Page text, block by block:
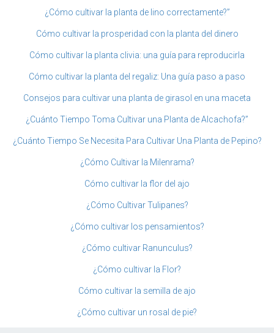
¿Cómo cultivar la planta de lino correctamente?”
Cómo cultivar la prosperidad con la planta del dinero
Cómo cultivar la planta clivia: una guía para reproducirla
Cómo cultivar la planta del regaliz: Una guía paso a paso
Consejos para cultivar una planta de girasol en una maceta
¿Cuánto Tiempo Toma Cultivar una Planta de Alcachofa?”
¿Cuánto Tiempo Se Necesita Para Cultivar Una Planta de Pepino?
¿Cómo Cultivar la Milenrama?
Cómo cultivar la flor del ajo
¿Cómo Cultivar Tulipanes?
¿Cómo cultivar los pensamientos?
¿Cómo cultivar Ranunculus?
¿Cómo cultivar la Flor?
Cómo cultivar la semilla de ajo
¿Cómo cultivar un rosal de pie?